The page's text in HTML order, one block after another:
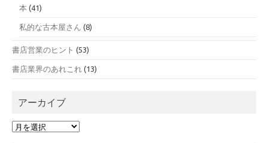
本 (41)
私的な古本屋さん (8)
書店営業のヒント (53)
書店業界のあれこれ (13)
アーカイブ
ア